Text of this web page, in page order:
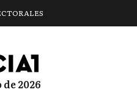
de 2026